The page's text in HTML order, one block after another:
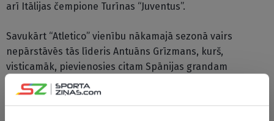
arī Itālijas čempione Turīnas “Juventus”.
Savukārt “Atletico” vienību nākamajā sezonā vairs
nepārstāvēs tās līderis Antuāns Grīzmans, kurš,
visticamāk, pievienosies citam Spānijas grandam
“Barcelona”. Franču uzbrucēja līguma izpirkuma maksa ir
tieši 120 miljonu eiro vērtībā, kas visdrīzāk kalpoja par